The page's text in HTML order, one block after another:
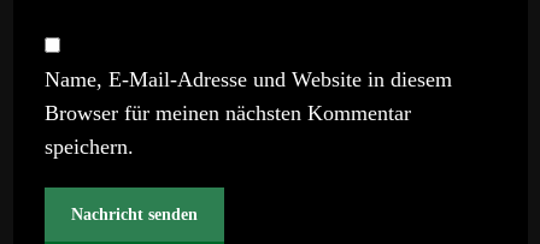
Name, E-Mail-Adresse und Website in diesem
Browser für meinen nächsten Kommentar
speichern.